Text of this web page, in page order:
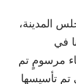
المدينة،
في
مرسومٍ تم
تم تأسيسها